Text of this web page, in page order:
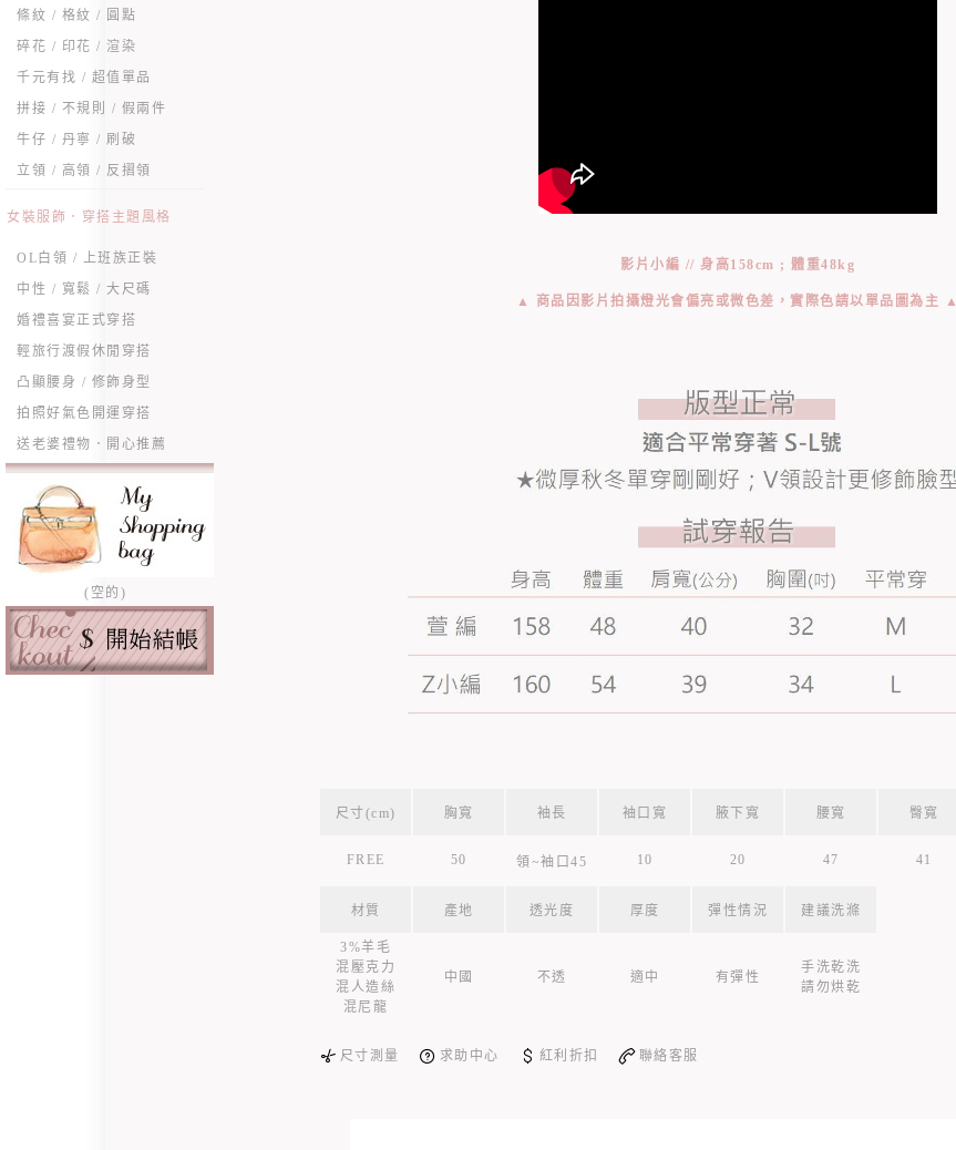
條紋 / 格紋 / 圓點
碎花 / 印花 / 渲染
千元有找 / 超值單品
拼接 / 不規則 / 假兩件
牛仔 / 丹寧 / 刷破
立領 / 高領 / 反摺領
女裝服飾．穿搭主題風格
OL白領 / 上班族正裝
中性 / 寬鬆 / 大尺碼
婚禮喜宴正式穿搭
輕旅行渡假休閒穿搭
凸顯腰身 / 修飾身型
拍照好氣色開運穿搭
送老婆禮物．開心推薦
(空的)
影片小編 // 身高158cm ; 體重48kg
▲ 商品因影片拍攝燈光會偏亮或微色差，實際色請以單品圖為主 ▲
尺寸(cm) 胸寬 袖長 袖口寬 腋下寬 腰寬 臀寬
FREE 50 領~袖口45 10 20 47 41
材質 產地 透光度 厚度 彈性情況 建議洗滌
3%羊毛
混壓克力
混人造絲
混尼龍
中國 不透 適中 有彈性
手洗乾洗
請勿烘乾
尺寸測量 求助中心 紅利折扣 聯絡客服